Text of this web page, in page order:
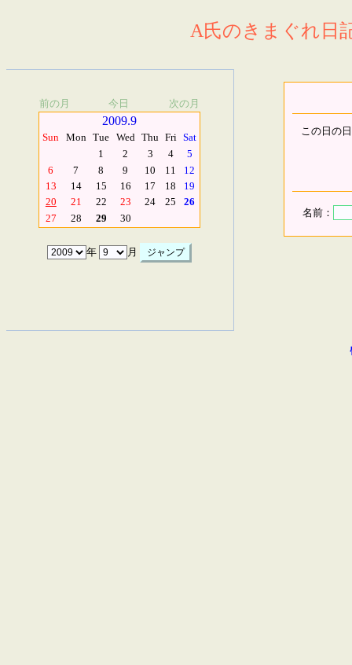
A氏のきまぐれ日
前の月 今日 次の月
2009.9
Sun Mon Tue Wed Thu Fri Sat
1
2 3 4
5
6
7 8 9 10 11
12
13
14 15 16 17 18
19
20
21 22 23 24 25
26
27
28 29 30
年 月
この日の
名前：